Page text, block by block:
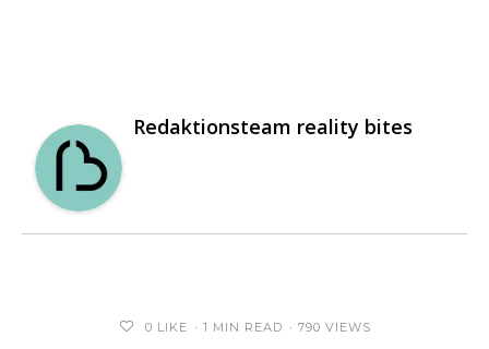
Redaktionsteam reality bites
0 LIKE 1 MIN READ 790 VIEWS